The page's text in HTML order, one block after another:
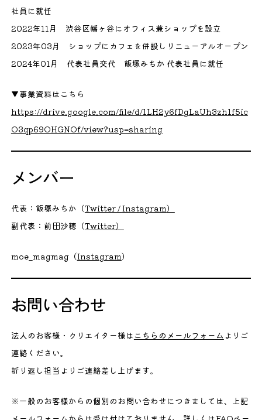
社員に就任
2022年11月 渋谷区幡ヶ谷にオフィス兼ショップを設立
2023年03月 ショップにカフェを併設しリニューアルオープン
2024年01月 代表社員交代 飯塚みちか 代表社員に就任
▼事業資料はこちら
https://drive.google.com/file/d/1LH2y6fDgLaUh3zh1f5ic
O3qp69OHGNOf/view?usp=sharing
メンバー
代表：飯塚みちか（Twitter /Instagram）
副代表：前田沙穂（Twitter）
moe_magmag（Instagram）
お問い合わせ
法人のお客様・クリエイター様は こちらのメールフォーム よりご
連絡ください。
折り返し担当よりご連絡差し上げます。
※一般のお客様からの個別のお問い合わせにつきましては、上記